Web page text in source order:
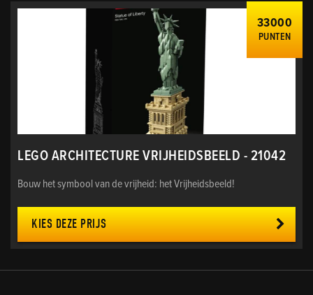
33000
PUNTEN
LEGO ARCHITECTURE VRIJHEIDSBEELD - 21042
Bouw het symbool van de vrijheid: het Vrijheidsbeeld!
KIES DEZE PRIJS